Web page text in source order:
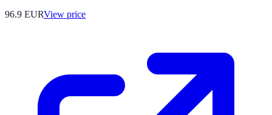
96.9 EURView price